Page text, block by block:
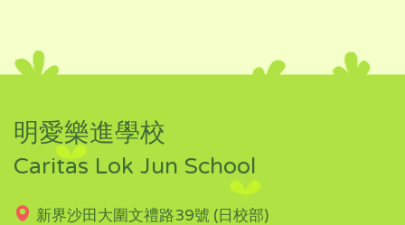
明愛樂進學校
Caritas Lok Jun School
新界沙田大圍文禮路39號 (日校部)